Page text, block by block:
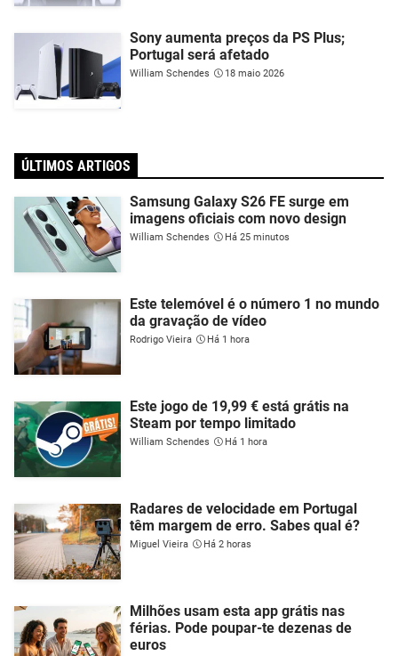
Sony aumenta preços da PS Plus;
Portugal será afetado
William Schendes 18 maio 2026
ÚLTIMOS ARTIGOS
Samsung Galaxy S26 FE surge em
imagens oficiais com novo design
William Schendes Há 25 minutos
Este telemóvel é o número 1 no mundo
da gravação de vídeo
Rodrigo Vieira Há 1 hora
Este jogo de 19,99 € está grátis na
Steam por tempo limitado
William Schendes Há 1 hora
Radares de velocidade em Portugal
têm margem de erro. Sabes qual é?
Miguel Vieira Há 2 horas
Milhões usam esta app grátis nas
férias. Pode poupar-te dezenas de
euros